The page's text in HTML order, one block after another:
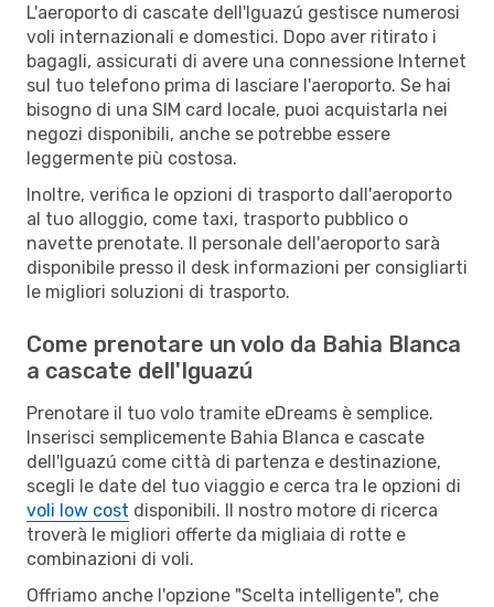
L'aeroporto di cascate dell'Iguazú gestisce numerosi
voli internazionali e domestici. Dopo aver ritirato i
bagagli, assicurati di avere una connessione Internet
sul tuo telefono prima di lasciare l'aeroporto. Se hai
bisogno di una SIM card locale, puoi acquistarla nei
negozi disponibili, anche se potrebbe essere
leggermente più costosa.
Inoltre, verifica le opzioni di trasporto dall'aeroporto
al tuo alloggio, come taxi, trasporto pubblico o
navette prenotate. Il personale dell'aeroporto sarà
disponibile presso il desk informazioni per consigliarti
le migliori soluzioni di trasporto.
Come prenotare un volo da Bahia Blanca
a cascate dell'Iguazú
Prenotare il tuo volo tramite eDreams è semplice.
Inserisci semplicemente Bahia Blanca e cascate
dell'Iguazú come città di partenza e destinazione,
scegli le date del tuo viaggio e cerca tra le opzioni di
voli low cost disponibili. Il nostro motore di ricerca
troverà le migliori offerte da migliaia di rotte e
combinazioni di voli.
Offriamo anche l'opzione "Scelta intelligente", che